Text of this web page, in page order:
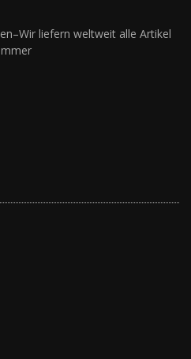
liefern weltweit alle Artikel